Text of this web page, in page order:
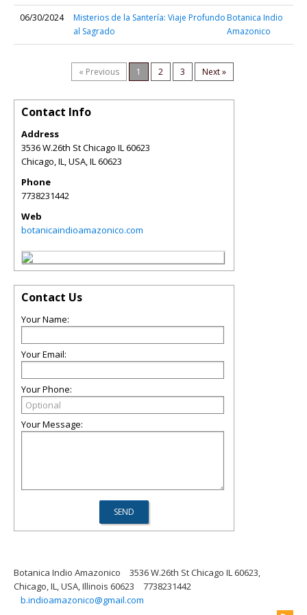
06/30/2024
Misterios de la Santería: Viaje Profundo
al Sagrado
Botanica Indio
Amazonico
« Previous 1 2 3 Next »
Contact Info
Address
3536 W.26th St Chicago IL 60623
Chicago, IL, USA,IL60623
Phone
7738231442
Web
botanicaindioamazonico.com
Contact Us
Your Name:
Your Email:
Your Phone:
Your Message:
Botanica Indio Amazonico
3536 W.26th St Chicago IL 60623,
Chicago, IL, USA, Illinois 60623
7738231442
b.indioamazonico@gmail.com